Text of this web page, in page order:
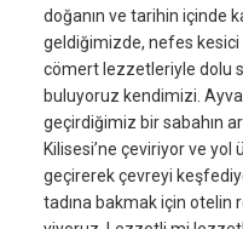
doğanın ve tarihin içinde
geldiğimizde, nefes kesici
cömert lezzetleriyle dolu
buluyoruz kendimizi.
geçirdiğimiz bir sabahın
Kilisesi’ne çeviriyor ve
geçirerek çevreyi
tadına bakmak için otelin